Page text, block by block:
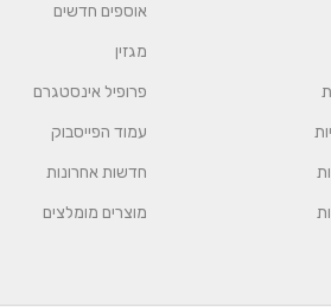
אוספים חדשים
מגזין
פרופיל אינסטגרם
עמוד הפייסבוק
חדשות אחרונות
מוצרים מומלצים